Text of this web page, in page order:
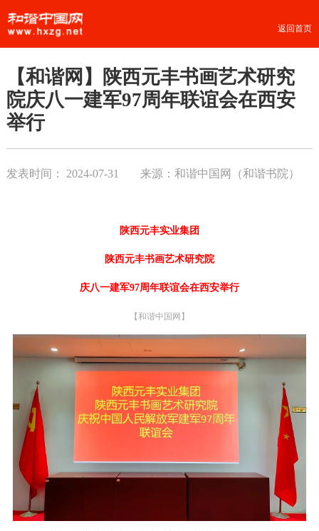
返回首页
【和谐网】陕西元丰书画艺术研究
院庆八一建军97周年联谊会在西安
举行
发表时间： 2024-07-31 来源：和谐中国网（和谐书院）
陕西元丰实业集团
陕西元丰书画艺术研究院
庆八一建军97周年联谊会在西安举行
【和谐中国网】